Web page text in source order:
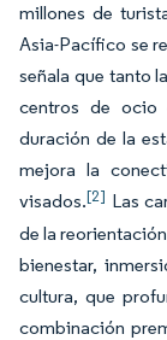
millones de
Asia-Pacífico se
señala que tanto
centros de ocio
duración de la
mejora la
visados.[2] Las
de la
bienestar,
cultura, que
combinación